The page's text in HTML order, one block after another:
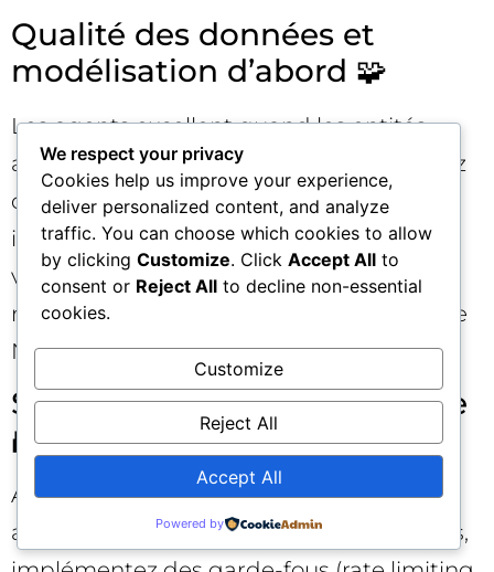
Qualité des données et
modélisation d’abord 🧩
Les agents excellent quand les entités,
attributs et relations sont nets. Investissez
dans des schémas cohérents, des
identifiants stables, des règles de
validation strictes. Une donnée « propre »
multiplie l’utilité de MCP et la précision de
NLWeb.
Sécurité et moindre privilège
🔐
Appliquez des clés et rôles distincts par
agent et par ressource, auditez les appels,
We respect your privacy
Cookies help us improve your experience,
deliver personalized content, and analyze
traffic. You can choose which cookies to allow
by clicking Customize. Click Accept All to
consent or Reject All to decline non-essential
cookies.
Customize
Reject All
Accept All
Powered by